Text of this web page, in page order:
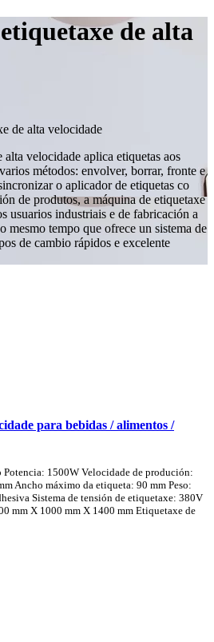
de alta
de alta velocidade
velocidade aplica etiquetas aos
métodos: envolver, borrar, fronte e
o aplicador de etiquetas co
de produtos, a máquina de etiquetaxe
usuarios industriais e de fabricación a
mesmo tempo que ofrece un sistema de
de cambio rápidos e excelente
para bebidas / alimentos /
1500W Velocidade de produción:
Ancho máximo da etiqueta: 90 mm Peso:
Sistema de tensión de etiquetaxe: 380V
mm X 1000 mm X 1400 mm Etiquetaxe de